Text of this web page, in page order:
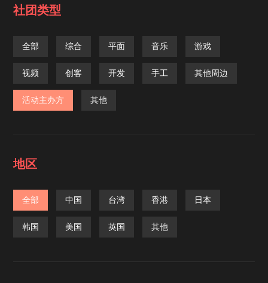
社团类型
全部 综合 平面 音乐 游戏
视频 创客 开发 手工 其他周边
活动主办方 其他
地区
全部 中国 台湾 香港 日本
韩国 美国 英国 其他